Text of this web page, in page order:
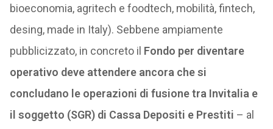
bioeconomia, agritech e foodtech, mobilità, fintech,
desing, made in Italy). Sebbene ampiamente
pubblicizzato, in concreto il Fondo per diventare
operativo deve attendere ancora che si
concludano le operazioni di fusione tra Invitalia e
il soggetto (SGR) di Cassa Depositi e Prestiti – al